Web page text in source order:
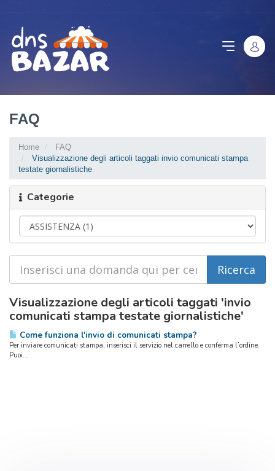
FAQ
Home
FAQ
Visualizzazione degli articoli taggati invio comunicati stampa
testate giornalistiche
Categorie
Visualizzazione degli articoli taggati 'invio
comunicati stampa testate giornalistiche'
Come funziona l'invio di comunicati stampa?
Per inviare comunicati stampa, inserisci il servizio nel carrello e conferma l’ordine.
Puoi...